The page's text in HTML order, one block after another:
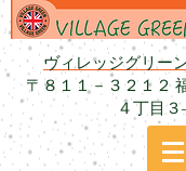
ヴィレッジグリー
〒８１１－３２１２
４丁目